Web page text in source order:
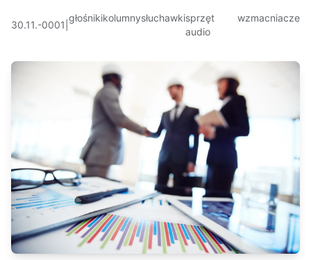
30.11.-0001
głośnikikolumnysłuchawkisprzęt
audio
wzmacniacze